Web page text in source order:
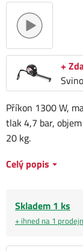
+
Příkon 1300 W,
tlak 4,7 bar,
20 kg.
Celý popis
Skladem 1 ks
+ ihned na 1